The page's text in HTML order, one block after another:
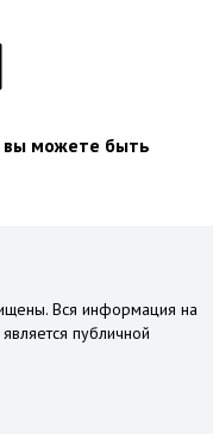
вы можете быть
Вся информация на
публичной